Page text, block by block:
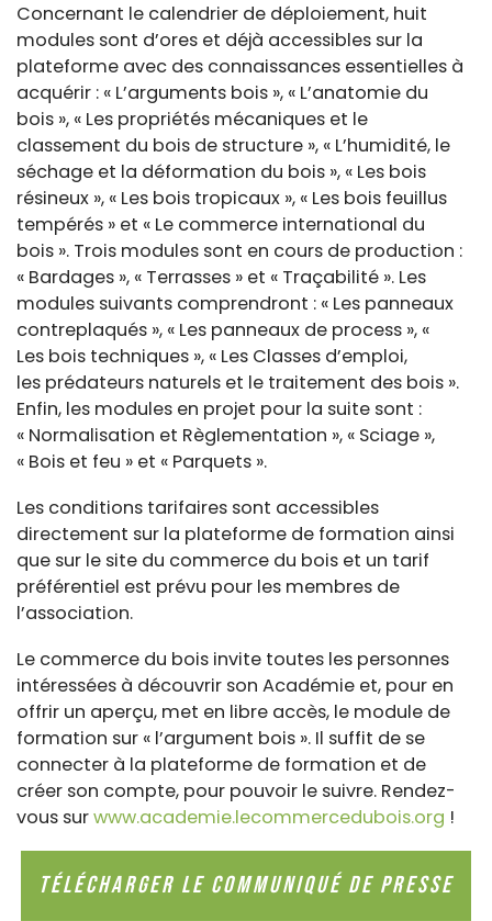
Concernant le calendrier de déploiement, huit
modules sont d’ores et déjà accessibles sur la
plateforme avec des connaissances essentielles à
acquérir : « L’arguments bois », « L’anatomie du
bois », « Les propriétés mécaniques et le
classement du bois de structure », « L’humidité, le
séchage et la déformation du bois », « Les bois
résineux », « Les bois tropicaux », « Les bois feuillus
tempérés » et « Le commerce international du
bois ». Trois modules sont en cours de production :
« Bardages », « Terrasses » et « Traçabilité ». Les
modules suivants comprendront : « Les panneaux
contreplaqués », « Les panneaux de process », «
Les bois techniques », « Les Classes d’emploi,
les prédateurs naturels et le traitement des bois ».
Enfin, les modules en projet pour la suite sont :
« Normalisation et Règlementation », « Sciage »,
« Bois et feu » et « Parquets ».
Les conditions tarifaires sont accessibles
directement sur la plateforme de formation ainsi
que sur le site du commerce du bois et un tarif
préférentiel est prévu pour les membres de
l’association.
Le commerce du bois invite toutes les personnes
intéressées à découvrir son Académie et, pour en
offrir un aperçu, met en libre accès, le module de
formation sur « l’argument bois ». Il suffit de se
connecter à la plateforme de formation et de
créer son compte, pour pouvoir le suivre. Rendez-
vous surwww.academie.lecommercedubois.org !
Télécharger le Communiqué de Presse